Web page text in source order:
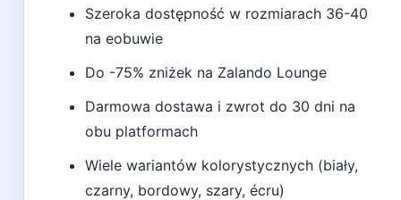
Szeroka dostępność w rozmiarach 36-40
na eobuwie
Do -75% zniżek na Zalando Lounge
Darmowa dostawa i zwrot do 30 dni na
obu platformach
Wiele wariantów kolorystycznych (biały,
czarny, bordowy, szary, écru)